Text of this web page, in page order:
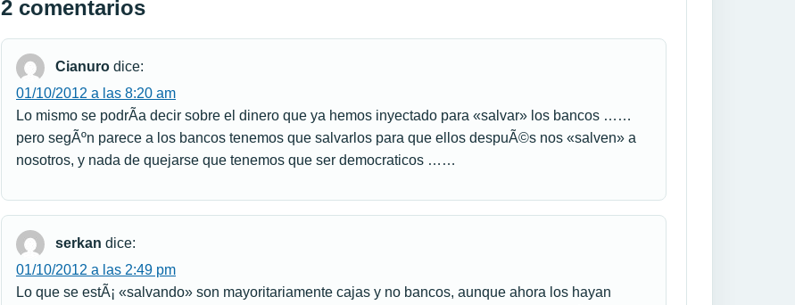
2 comentarios
Cianuro dice:
01/10/2012 a las 8:20 am
Lo mismo se podrÃ­a decir sobre el dinero que ya hemos inyectado para «salvar» los bancos ……
pero segÃºn parece a los bancos tenemos que salvarlos para que ellos despuÃ©s nos «salven» a
nosotros, y nada de quejarse que tenemos que ser democraticos ……
serkan dice:
01/10/2012 a las 2:49 pm
Lo que se estÃ¡ «salvando» son mayoritariamente cajas y no bancos, aunque ahora los hayan